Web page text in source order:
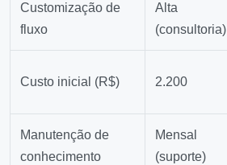
Customização de
fluxo
Alta
(consultoria)
Custo inicial (R$) 2.200
Manutenção de
conhecimento
Mensal
(suporte)